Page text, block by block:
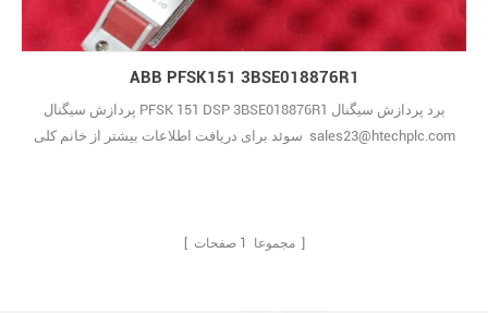
ABB PFSK151 3BSE018876R1
پردازش سیگنال PFSK 151 DSP 3BSE018876R1 برد پردازش سیگنال
سوئد برای دریافت اطلاعات بیشتر از خانم کلی sales23@htechplc.com
[ مجموعا 1 صفحات ]